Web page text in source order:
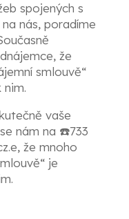
spojených s
nás, poradíme
že
smlouvě“
nim.
vaše
nám na ☎️733
že mnoho
je